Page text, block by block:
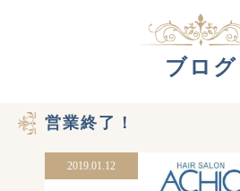
ブログ
営業終了！
2019.01.12